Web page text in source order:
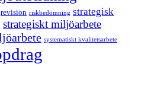
revision riskbedömning strategisk
strategiskt miljöarbete
systematiskt kvalitetsarbete